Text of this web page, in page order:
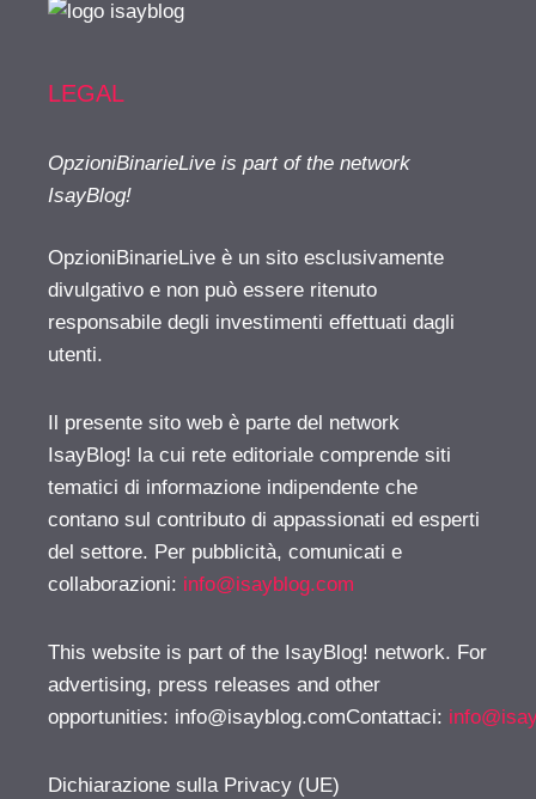
LEGAL
OpzioniBinarieLive is part of the network
IsayBlog!
OpzioniBinarieLive è un sito esclusivamente
divulgativo e non può essere ritenuto
responsabile degli investimenti effettuati dagli
utenti.
Il presente sito web è parte del network
IsayBlog! la cui rete editoriale comprende siti
tematici di informazione indipendente che
contano sul contributo di appassionati ed esperti
del settore. Per pubblicità, comunicati e
collaborazioni: info@isayblog.com
This website is part of the IsayBlog! network. For
advertising, press releases and other
opportunities: info@isayblog.comContattaci:
Dichiarazione sulla Privacy (UE)